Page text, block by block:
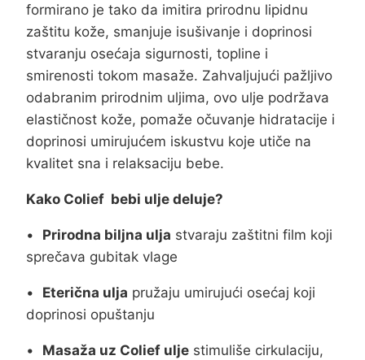
formirano je tako da imitira prirodnu lipidnu
zaštitu kože, smanjuje isušivanje i doprinosi
stvaranju osećaja sigurnosti, topline i
smirenosti tokom masaže. Zahvaljujući pažljivo
odabranim prirodnim uljima, ovo ulje podržava
elastičnost kože, pomaže očuvanje hidratacije i
doprinosi umirujućem iskustvu koje utiče na
kvalitet sna i relaksaciju bebe.
Kako Colief bebi ulje deluje?
• Prirodna biljna ulja stvaraju zaštitni film koji
sprečava gubitak vlage
• Eterična ulja pružaju umirujući osećaj koji
doprinosi opuštanju
• Masaža uz Colief ulje stimuliše cirkulaciju,